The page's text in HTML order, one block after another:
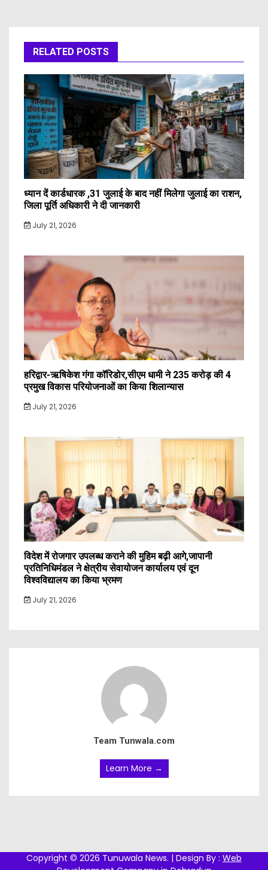
RELATED POSTS
ध्यान दें कार्डधारक ,31 जुलाई के बाद नहीं मिलेगा जुलाई का राशन,
जिला पूर्ति अधिकारी ने दी जानकारी
July 21, 2026
हरिद्वार-ऋषिकेश गंगा कॉरिडोर,सीएम धामी ने 235 करोड़ की 4
प्रमुख विकास परियोजनाओं का किया शिलान्यास
July 21, 2026
विदेश में रोजगार उपलब्ध कराने की मुहिम बढ़ी आगे,जापानी
प्रतिनिधिमंडल ने क्षेत्रीय सेवायोजन कार्यालय एवं दून
विश्वविद्यालय का किया भ्रमण
July 21, 2026
Team Tunwala.com
Learn More →
Copyright © 2026 Tunuwala News. | Design By : Web